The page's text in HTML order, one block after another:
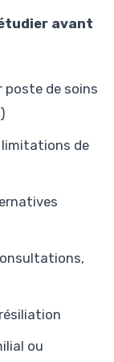
avant
poste de soins
limitations de
ou